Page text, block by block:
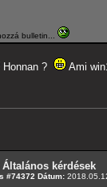
bulletin...
Honnan ? Ami
kérdések
#74372 Dátum: